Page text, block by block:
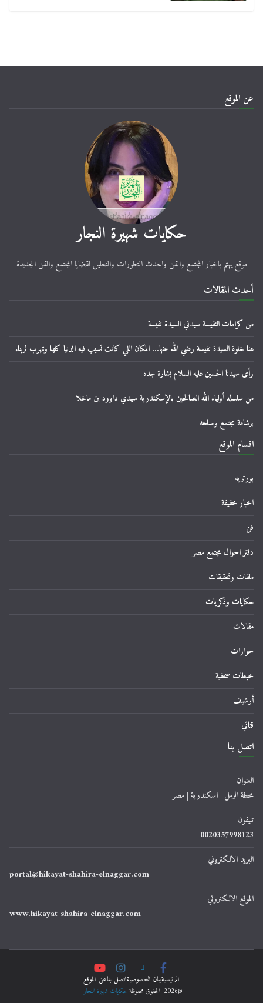
عن الموقع
حكايات شهيرة النجار
موقع يهتم باخبار المجتمع والفن واحدث التطورات والتحليل لقضايا المجتمع والفن الجديدة
أحدث المقالات
من كرامات النفيسة سيدتي السيدة نفيسة
هنا خلوة السيدة نفيسة رضي الله عنها… المكان اللي كانت تسيب فيه الدنيا كلها وتهرب لربنا.
رأى سيدنا الحسين عليه السلام بشارة جده
من سلسله أولياء الله الصالحين بالإسكندرية سيدي داوود بن ماخلا
برشامة مجتمع وصلحه
اقسام الموقع
بورتريه
اخبار خفيفة
فن
دفتر احوال مجتمع مصر
ملفات وتحقيقات
حكايات وذكريات
مقالات
حوارات
خبطات صحفية
أرشيف
قناتي
اتصل بنا
العنوان
محطة الرمل | اسكندرية | مصر
تليفون
0020357998123
البريد الالكتروني
portal@hikayat-shahira-elnaggar.com
الموقع الالكتروني
www.hikayat-shahira-elnaggar.com
الرئيسيةﺑﻴﺎﻥ اﻟﺨﺼﻮﺻﻴﺔاتصل بناعن الموقع
@2026 الحقوق محفوظة حكايات شهيرة النجار